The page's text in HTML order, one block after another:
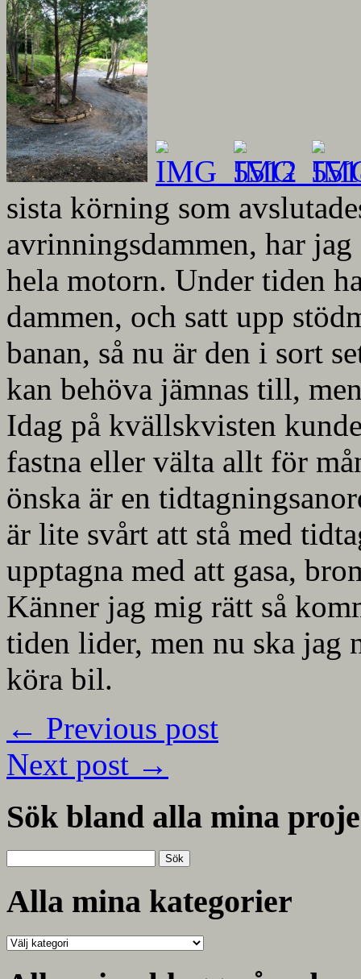
sista körning som
avrinningsdammen, har
hela motorn. Under tiden
dammen, och satt upp
banan, så nu är den i sort
kan behöva jämnas till,
Idag på kvällskvisten
fastna eller välta allt för
önska är en
är lite svårt att stå med
upptagna med att gasa,
Känner jag mig rätt så
tiden lider, men nu ska
köra bil.
← Previous post
Next post →
Sök bland alla mina
efter:
Alla mina kategorier
Alla
kategorier